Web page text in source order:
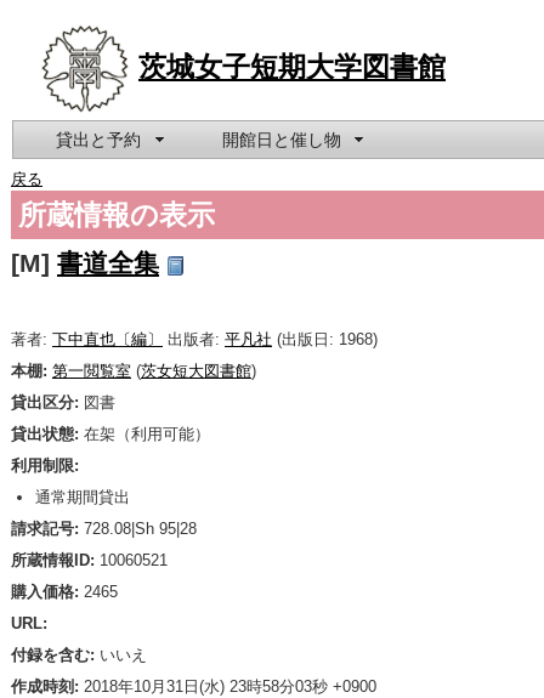
茨城女子短期大学図書館
貸出と予約 開館日と催し物
戻る
所蔵情報の表示
[M] 書道全集
著者: 下中直也〔編〕 出版者: 平凡社 (出版日: 1968)
本棚: 第一閲覧室 (茨女短大図書館)
貸出区分: 図書
貸出状態: 在架（利用可能）
利用制限:
通常期間貸出
請求記号: 728.08|Sh 95|28
所蔵情報ID: 10060521
購入価格: 2465
URL:
付録を含む: いいえ
作成時刻: 2018年10月31日(水) 23時58分03秒 +0900